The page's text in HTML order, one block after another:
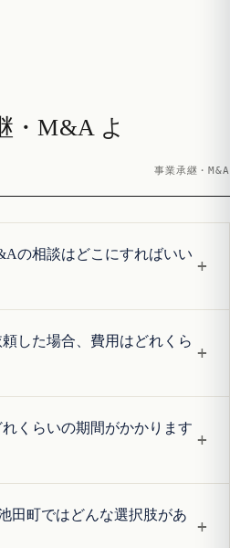
・M&A よ
事業承継・M&A
の相談はどこにすればいい
+
した場合、費用はどれくら
+
くらいの期間がかかります
+
田町ではどんな選択肢があ
+